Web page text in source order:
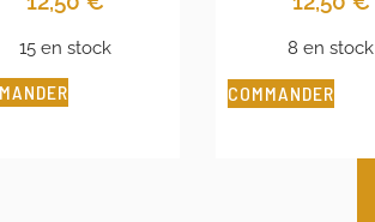
15 en stock 8 en stock
COMMANDER